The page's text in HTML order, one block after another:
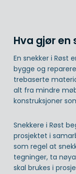
Hva gjør en
En snekker i Røst
bygge og
trebaserte
alt fra mindre
konstruksjoner
Snekkere i Røst
prosjektet i
som regel at
tegninger, ta
skal brukes i